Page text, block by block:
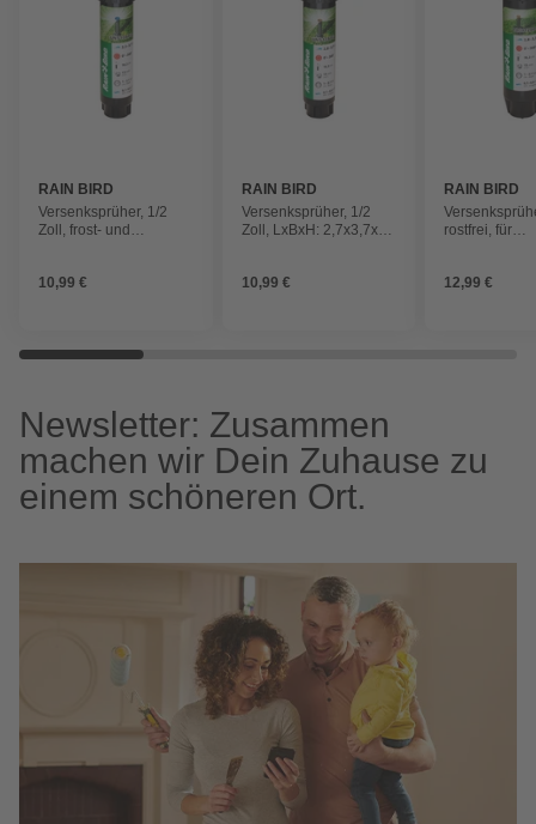
RAIN BIRD
Versenksprüher, 1/2
Zoll, frost- und
10,99 €
RAIN BIRD
Versenksprüher, 1/2
Zoll, LxBxH: 2,7x3,7x10
10,99 €
RAIN BIRD
rostfrei, für
12,99 €
Newsletter: Zusammen
machen wir Dein Zuhause zu
einem schöneren Ort.